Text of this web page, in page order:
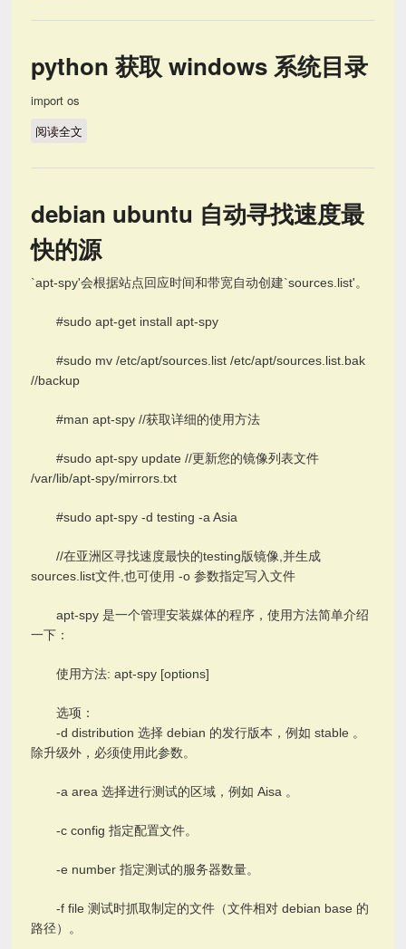
python 获取 windows 系统目录
import os
阅读全文
debian ubuntu 自动寻找速度最
快的源
`apt-spy'会根据站点回应时间和带宽自动创建`sources.list'。
#sudo apt-get install apt-spy
#sudo mv /etc/apt/sources.list /etc/apt/sources.list.bak
//backup
#man apt-spy //获取详细的使用方法
#sudo apt-spy update //更新您的镜像列表文件
/var/lib/apt-spy/mirrors.txt
#sudo apt-spy -d testing -a Asia
//在亚洲区寻找速度最快的testing版镜像,并生成
sources.list文件,也可使用 -o 参数指定写入文件
apt-spy 是一个管理安装媒体的程序，使用方法简单介绍
一下：
使用方法: apt-spy [options]
选项：
-d distribution 选择 debian 的发行版本，例如 stable 。
除升级外，必须使用此参数。
-a area 选择进行测试的区域，例如 Aisa 。
-c config 指定配置文件。
-e number 指定测试的服务器数量。
-f file 测试时抓取制定的文件（文件相对 debian base 的
路径）。